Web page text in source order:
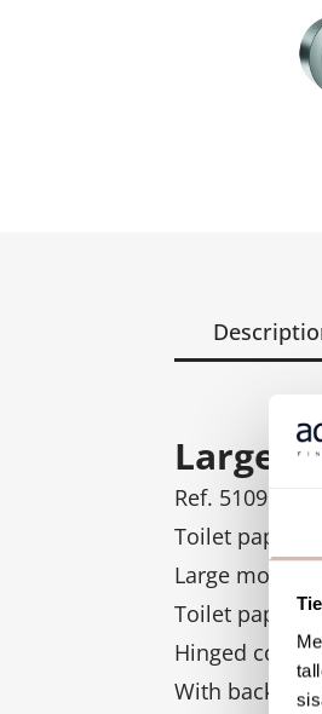
Large
Ref. 510911S
Toilet paper
Large model
Toilet paper
Hinged cover
With back-